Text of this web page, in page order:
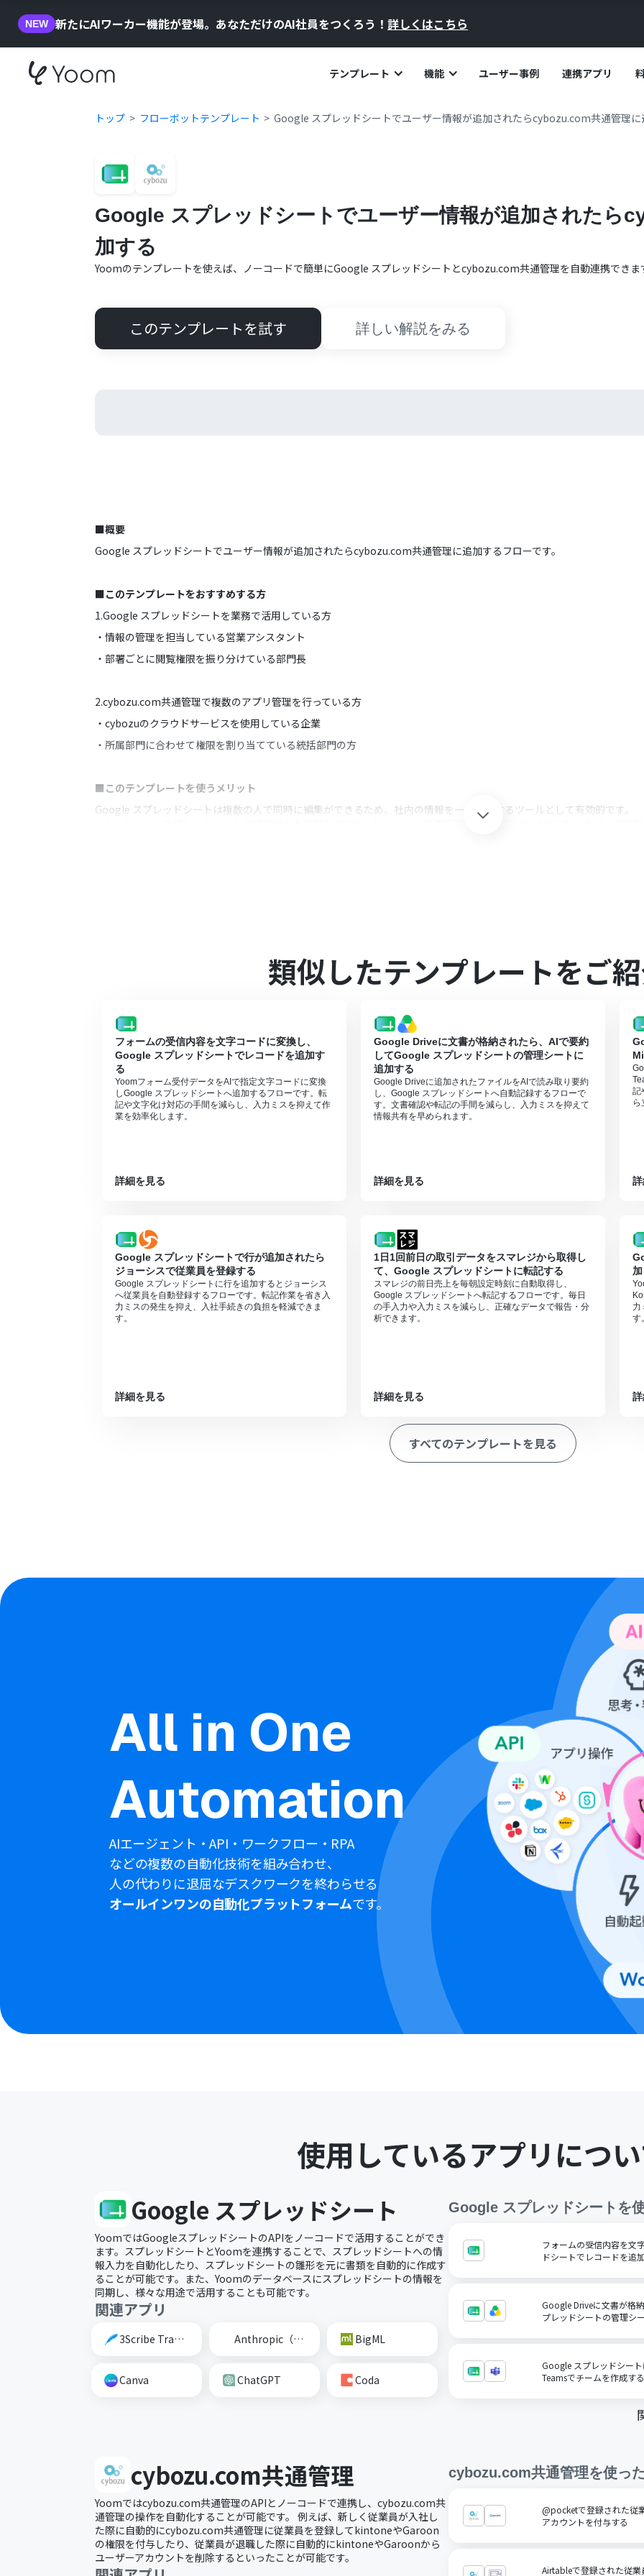
NEW 新たにAIワーカー機能が登場。あなただけのAI社員をつくろう！ 詳しくはこちら
テンプレート 機能 ユーザー事例 連携アプリ
トップ フローボットテンプレート Google スプレッドシートでユーザー情報が追加されたらcybozu.com共通管理に
Google スプレッドシートでユーザー情報が追加されたら
加する
Yoomのテンプレートを使えば、ノーコードで簡単にGoogle スプレッドシート とcybozu.com共通管理を自動連携できま
このテンプレートを試す 詳しい解説をみる
■概要
Google スプレッドシートでユーザー情報が追加されたらcybozu.com共通管理に追加するフローです。
■このテンプレートをおすすめする方
1.Google スプレッドシートを業務で活用している方
・情報の管理を担当している営業アシスタント
・部署ごとに閲覧権限を振り分けている部門長
2.cybozu.com共通管理で複数のアプリ管理を行っている方
・cybozuのクラウドサービスを使用している企業
・所属部門に合わせて権限を割り当てている統括部門の方
■このテンプレートを使うメリット
Google スプレッドシートは複数の人で同時に編集ができるため、社内の情報を一元管理するツールとして有効的です。
類似したテンプレートをご紹
フォームの受信内容を文字コードに変換し、
Google スプレッドシートでレコードを追加す
る
Yoomフォーム受付データをAIで指定文字コードに変換
しGoogle スプレッドシートへ追加するフローです。転
記や文字化け対応の手間を減らし、入力ミスを抑えて作
業を効率化します。
詳細を見る
Google Driveに文書が格納されたら、AIで要約
してGoogle スプレッドシートの管理シートに
追加する
Google Driveに追加されたファイルをAIで読み取り要約
し、Google スプレッドシートへ自動記録するフローで
す。文書確認や転記の手間を減らし、入力ミスを抑えて
情報共有を早められます。
詳細を見る
記
ら
Google スプレッドシートで行が追加されたら
ジョーシスで従業員を登録する
Google スプレッドシートに行を追加するとジョーシス
へ従業員を自動登録するフローです。転記作業を省き入
力ミスの発生を抑え、入社手続きの負担を軽減できま
す。
詳細を見る
1日1回前日の取引データをスマレジから取得し
て、Google スプレッドシートに転記する
スマレジの前日売上を毎朝設定時刻に自動取得し、
Google スプレッドシートへ転記するフローです。毎日
の手入力や入力ミスを減らし、正確なデータで報告・分
析できます。
詳細を見る
力
す。
すべてのテンプレートを見る
All in One
Automation
AIエージェント・API・ワークフロー・RPA
などの複数の自動化技術を組み合わせ、
人の代わりに退屈なデスクワークを終わらせる
オールインワンの自動化プラットフォームです。
使用しているアプリにつ
Google スプレッドシート
YoomではGoogleスプレッドシートのAPIをノーコードで活用することができ
ます。スプレッドシートとYoomを連携することで、スプレッドシートへの情
報入力を自動化したり、スプレッドシートの雛形を元に書類を自動的に作成す
ることが可能です。また、Yoomのデータベースにスプレッドシートの情報を
同期し、様々な用途で活用することも可能です。
関連アプリ
3Scribe Transcription Anthropic（Claude） BigML
Canva ChatGPT Coda
Google スプレッドシート を
フォームの受信内容を文
ドシートでレコードを追
Google Driveに文書が格
プレッドシートの管理シ
Google スプレッドシー
Teamsでチームを作成する
cybozu.com共通管理
Yoomではcybozu.com共通管理のAPIとノーコードで連携し、cybozu.com共
通管理の操作を自動化することが可能です。 例えば、新しく従業員が入社し
た際に自動的にcybozu.com共通管理に従業員を登録してkintoneやGaroon
の権限を付与したり、従業員が退職した際に自動的にkintoneやGaroonから
ユーザーアカウントを削除するといったことが可能です。
cybozu.com共通管理を使っ
@pocketで登録された従
アカウントを付与する
Airtableで登録された従